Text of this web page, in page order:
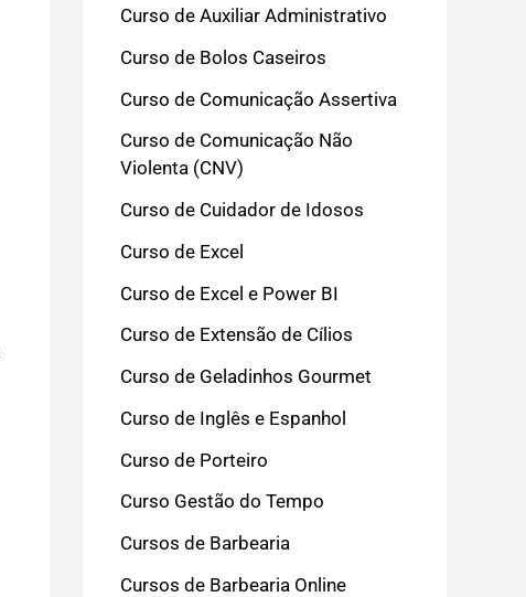
Curso de Auxiliar Administrativo
Curso de Bolos Caseiros
Curso de Comunicação Assertiva
Curso de Comunicação Não
Violenta (CNV)
Curso de Cuidador de Idosos
Curso de Excel
Curso de Excel e Power BI
Curso de Extensão de Cílios
Curso de Geladinhos Gourmet
Curso de Inglês e Espanhol
Curso de Porteiro
Curso Gestão do Tempo
Cursos de Barbearia
Cursos de Barbearia Online